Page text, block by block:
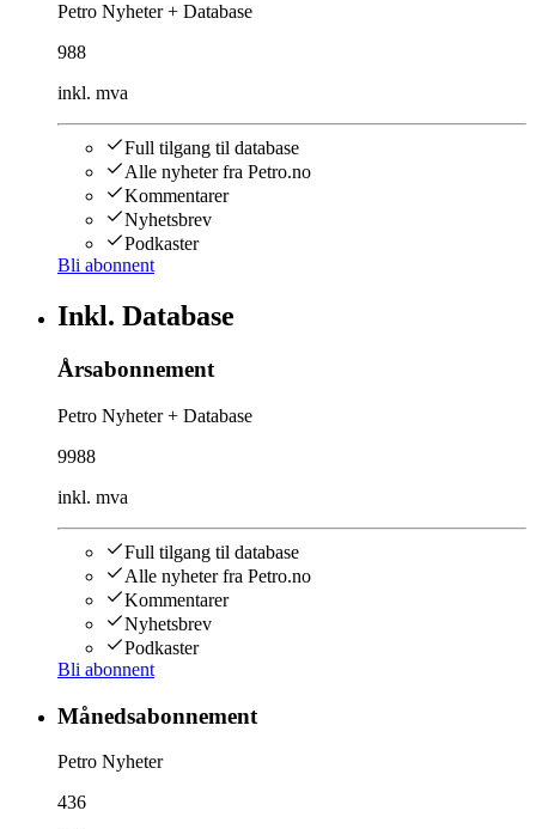
Petro Nyheter + Database
988
inkl. mva
Full tilgang til database
Alle nyheter fra Petro.no
Kommentarer
Nyhetsbrev
Podkaster
Bli abonnent
Inkl. Database
Årsabonnement
Petro Nyheter + Database
9988
inkl. mva
Full tilgang til database
Alle nyheter fra Petro.no
Kommentarer
Nyhetsbrev
Podkaster
Bli abonnent
Månedsabonnement
Petro Nyheter
436